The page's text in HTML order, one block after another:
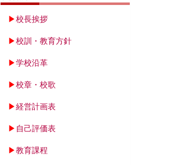
▶校長挨拶
▶校訓・教育方針
▶学校沿革
▶校章・校歌
▶経営計画表
▶ 自己評価表
▶教育課程